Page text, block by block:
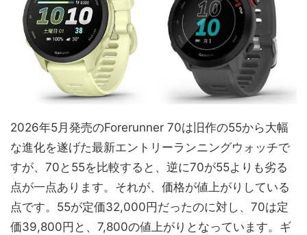
2026年5月発売のForerunner 70は旧作の55から大幅
な進化を遂げた最新エントリーランニングウォッチで
すが、70と55を比較すると、逆に70が55よりも劣る
点が一点あります。それが、価格が値上がりしている
点です。55が定価32,000円だったのに対し、70は定
価39,800円と、7,800の値上がりとなっています。ギ